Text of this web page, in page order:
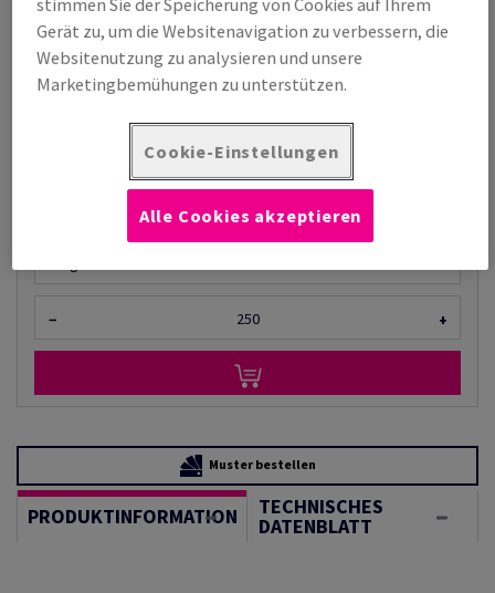
Paket zu 250 Bogen/Blatt, FSC Mix Credit
Produktinformation
Produkt weiterempfehlen
Listenpreis
BEGRENZTES LAGER
Mengeneinheiten
− +
Muster bestellen
PRODUKTINFORMATION TECHNISCHES
DATENBLATT
stimmen Sie der Speicherung von Cookies auf Ihrem
Gerät zu, um die Websitenavigation zu verbessern, die
Websitenutzung zu analysieren und unsere
Marketingbemühungen zu unterstützen.
Cookie-Einstellungen
Alle Cookies akzeptieren